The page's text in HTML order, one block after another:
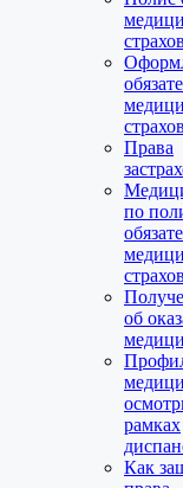
Права
по
об
рамках
Как